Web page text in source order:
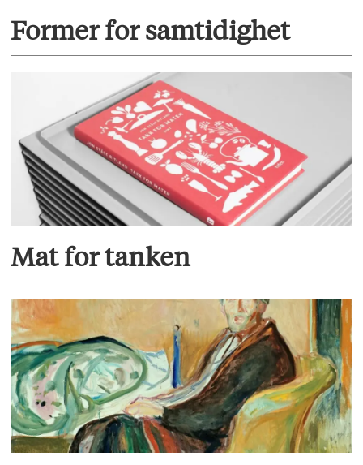
Former for samtidighet
Mat for tanken